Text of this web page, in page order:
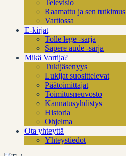
Televisio
Raamattu ja sen tutkimus
Vartiossa
E-kirjat
Tolle lege -sarja
Sapere aude -sarja
Mikä Vartija?
Tukijäsenyys
Lukijat suosittelevat
Päätoimittajat
Toimitusneuvosto
Kannatusyhdistys
Historia
Ohjelma
Ota yhteyttä
Yhteystiedot